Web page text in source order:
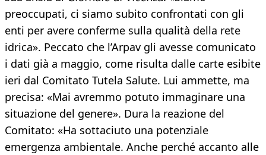
preoccupati, ci siamo subito confrontati con gli
enti per avere conferme sulla qualità della rete
idrica». Peccato che l’Arpav gli avesse comunicato
i dati già a maggio, come risulta dalle carte esibite
ieri dal Comitato Tutela Salute. Lui ammette, ma
precisa: «Mai avremmo potuto immaginare una
situazione del genere». Dura la reazione del
Comitato: «Ha sottaciuto una potenziale
emergenza ambientale. Anche perché accanto alle